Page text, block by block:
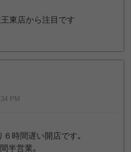
東店から注目です
PM
時間遅い開店です｡
半営業｡